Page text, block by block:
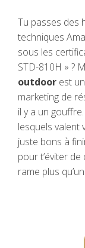
Tu passes des
techniques
sous les
STD-810H » ?
outdoor est
marketing de
il y a un
lesquels valent
juste bons à
pour t’éviter
rame plus